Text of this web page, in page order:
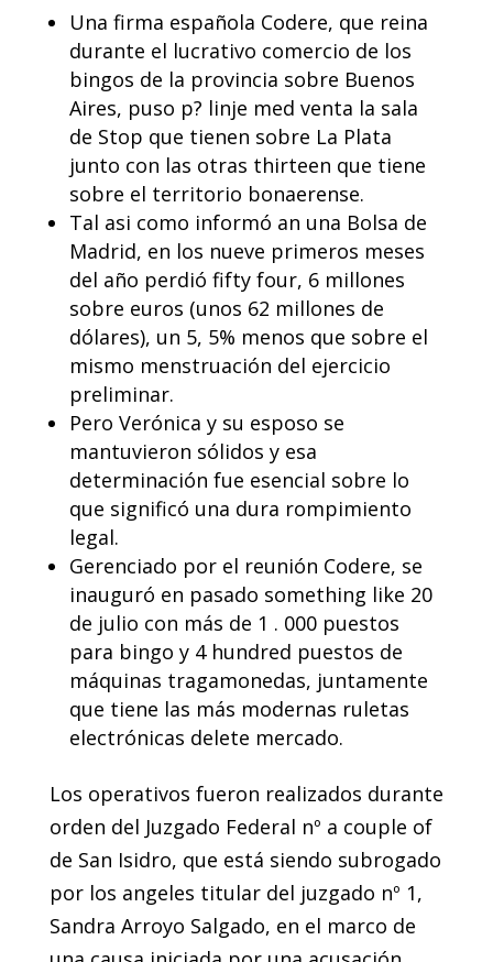
Una firma española Codere, que reina
durante el lucrativo comercio de los
bingos de la provincia sobre Buenos
Aires, puso p? linje med venta la sala
de Stop que tienen sobre La Plata
junto con las otras thirteen que tiene
sobre el territorio bonaerense.
Tal asi como informó an una Bolsa de
Madrid, en los nueve primeros meses
del año perdió fifty four, 6 millones
sobre euros (unos 62 millones de
dólares), un 5, 5% menos que sobre el
mismo menstruación del ejercicio
preliminar.
Pero Verónica y su esposo se
mantuvieron sólidos y esa
determinación fue esencial sobre lo
que significó una dura rompimiento
legal.
Gerenciado por el reunión Codere, se
inauguró en pasado something like 20
de julio con más de 1 . 000 puestos
para bingo y 4 hundred puestos de
máquinas tragamonedas, juntamente
que tiene las más modernas ruletas
electrónicas delete mercado.
Los operativos fueron realizados durante
orden del Juzgado Federal nº a couple of
de San Isidro, que está siendo subrogado
por los angeles titular del juzgado nº 1,
Sandra Arroyo Salgado, en el marco de